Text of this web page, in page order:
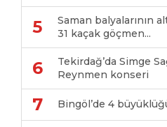
5
Saman balyalarının
31 kaçak göçmen...
6
Tekirdağ’da Simge
Reynmen konseri
7 Bingöl’de 4